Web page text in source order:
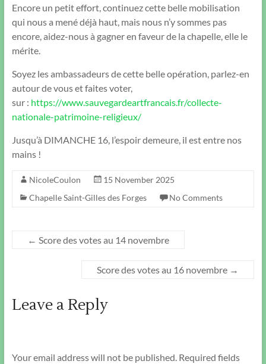
Encore un petit effort, continuez cette belle mobilisation
qui nous a mené déjà haut, mais nous n’y sommes pas
encore, aidez-nous à gagner en faveur de la chapelle, elle le
mérite.
Soyez les ambassadeurs de cette belle opération, parlez-en
autour de vous et faites voter,
sur : https://www.sauvegardeartfrancais.fr/collecte-
nationale-patrimoine-religieux/
Jusqu’à DIMANCHE 16, l’espoir demeure, il est entre nos
mains !
NicoleCoulon
15 November 2025
Chapelle Saint-Gilles des Forges
No Comments
← Score des votes au 14 novembre
Score des votes au 16 novembre →
Leave a Reply
Your email address will not be published. Required fields